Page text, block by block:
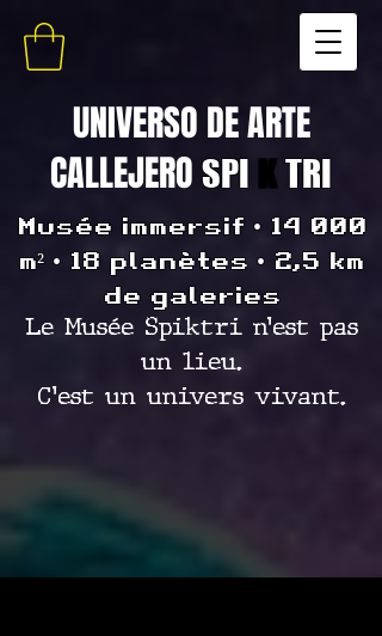
UNIVERSO DE ARTE
CALLEJERO SPI KTRI
Musée immersif • 14 000
m² • 18 planètes • 2,5 km
de galeries
Le Musée Spiktri n’est pas
un lieu.
C’est un univers vivant.